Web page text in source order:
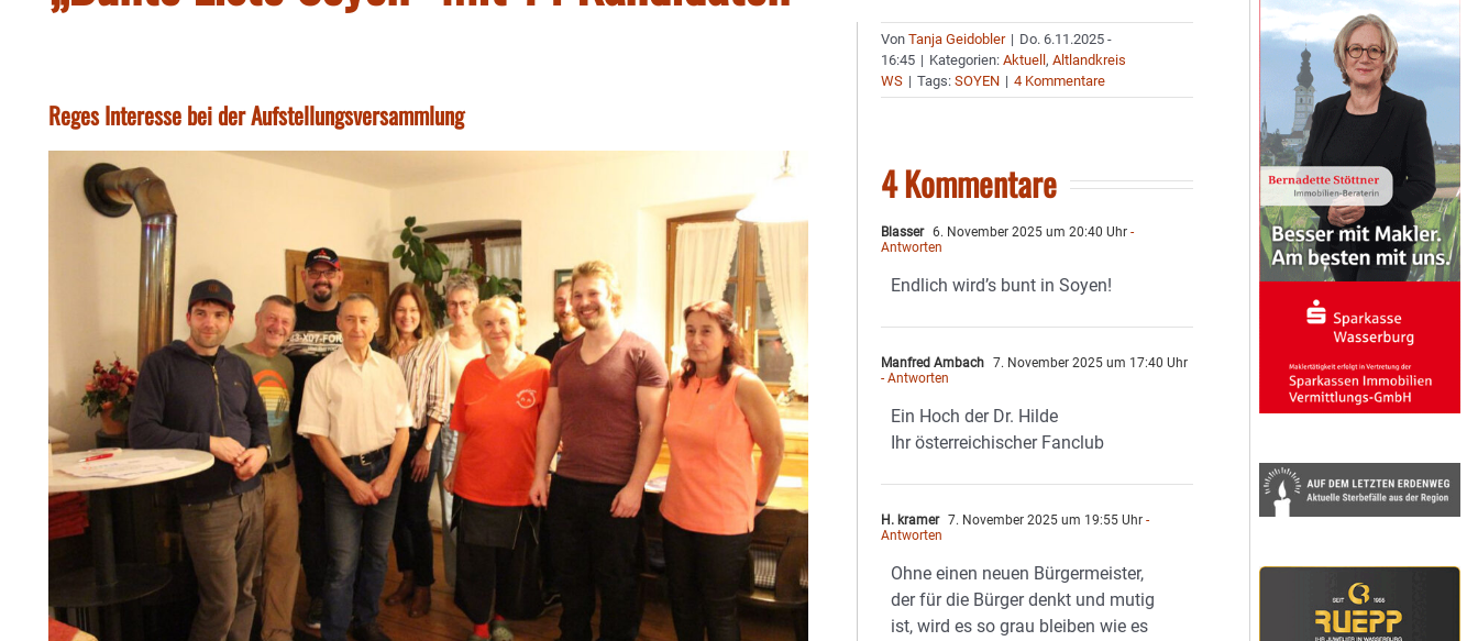
Reges Interesse bei der Aufstellungsversammlung
VonTanja Geidobler | Do. 6.11.2025 -
16:45 | Kategorien:Aktuell,Altlandkreis
WS | Tags:SOYEN | 4 Kommentare
4 Kommentare
Blasser 6. November 2025 um 20:40 Uhr -
Antworten
Endlich wird’s bunt in Soyen!
Manfred Ambach 7. November 2025 um 17:40 Uhr
- Antworten
Ein Hoch der Dr. Hilde
Ihr österreichischer Fanclub
H. kramer 7. November 2025 um 19:55 Uhr -
Antworten
Ohne einen neuen Bürgermeister,
der für die Bürger denkt und mutig
ist, wird es so grau bleiben wie es